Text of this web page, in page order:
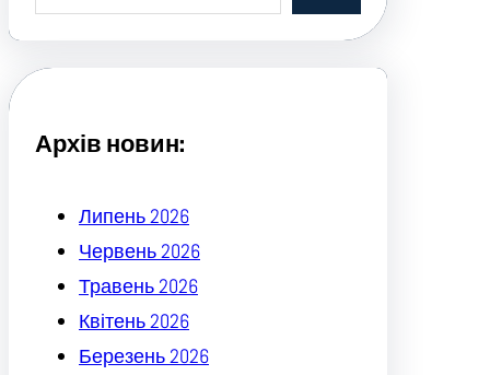
a
c
Архів новин:
Липень 2026
Червень 2026
Травень 2026
Квітень 2026
Березень 2026